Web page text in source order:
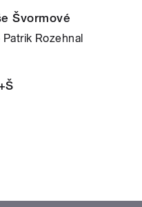
Švormové
Rozehnal